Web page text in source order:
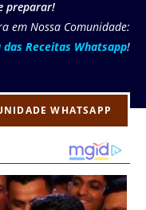
preparar!
em Nossa Comunidade:
das Receitas Whatsapp!
WHATSAPP